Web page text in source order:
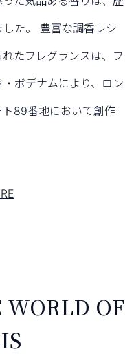
た。
豊富な調香レシ
たフレグランスは、 フ
ボデナムにより、 ロン
ト89番地において創作
OF